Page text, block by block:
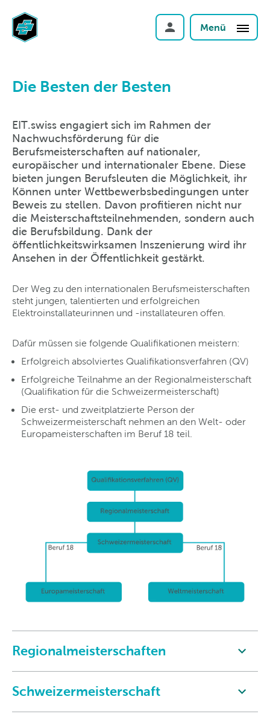
Menü
Die Besten der Besten
EIT.swiss engagiert sich im Rahmen der
Nachwuchsförderung für die
Berufsmeisterschaften auf nationaler,
europäischer und internationaler Ebene. Diese
bieten jungen Berufsleuten die Möglichkeit, ihr
Können unter Wettbewerbsbedingungen unter
Beweis zu stellen. Davon profitieren nicht nur
die Meisterschaftsteilnehmenden, sondern auch
die Berufsbildung. Dank der
öffentlichkeitswirksamen Inszenierung wird ihr
Ansehen in der Öffentlichkeit gestärkt.
Der Weg zu den internationalen Berufsmeisterschaften
steht jungen, talentierten und erfolgreichen
Elektroinstallateurinnen und -installateuren offen.
Dafür müssen sie folgende Qualifikationen meistern:
Erfolgreich absolviertes Qualifikationsverfahren (QV)
Erfolgreiche Teilnahme an der Regionalmeisterschaft
(Qualifikation für die Schweizermeisterschaft)
Die erst- und zweitplatzierte Person der
Schweizermeisterschaft nehmen an den Welt- oder
Europameisterschaften im Beruf 18 teil.
Regionalmeisterschaften
Schweizermeisterschaft